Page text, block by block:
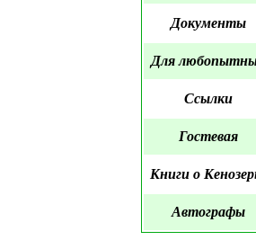
Документы
Для
Ссылки
Гостевая
Книги о
Автографы